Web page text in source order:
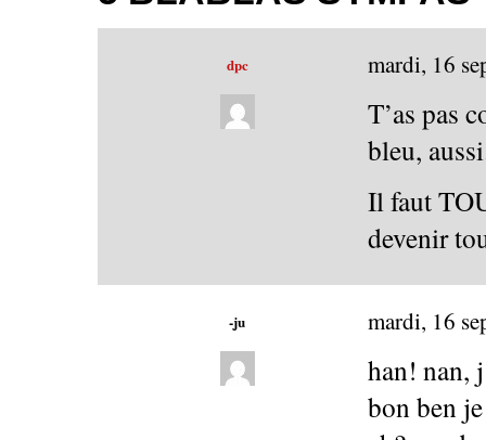
dpc mardi, 16
T’as pas
bleu,
Il faut
devenir
-ju mardi, 16
han! nan,
bon ben